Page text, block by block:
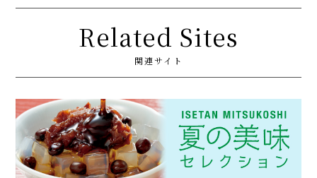
Related Sites
関連サイト